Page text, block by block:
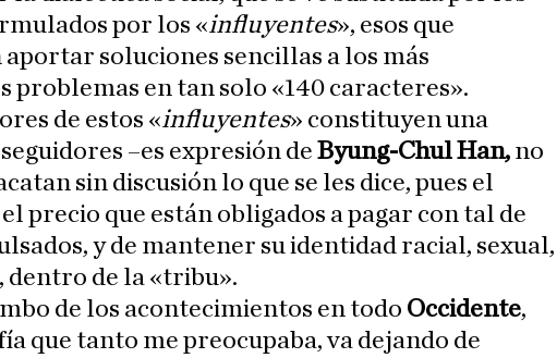
por los «inﬂuyentes», esos que
soluciones sencillas a los más
problemas en tan solo «140 caracteres».
de estos «inﬂuyentes» constituyen una
–es expresión de Byung-Chul Han, no
sin discusión lo que se les dice, pues el
precio que están obligados a pagar con tal de
y de mantener su identidad racial, sexual,
dentro de la «tribu».
de los acontecimientos en todo Occidente,
que tanto me preocupaba, va dejando de